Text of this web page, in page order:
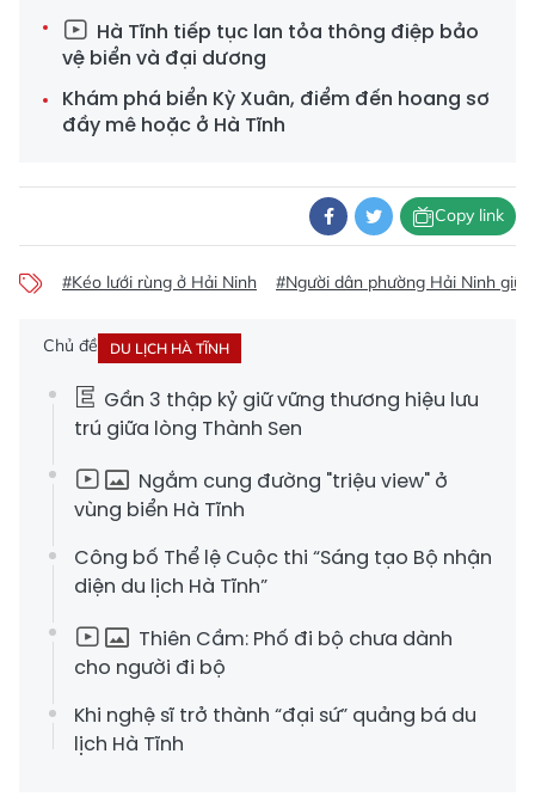
Hà Tĩnh tiếp tục lan tỏa thông điệp bảo
vệ biển và đại dương
Khám phá biển Kỳ Xuân, điểm đến hoang sơ
đầy mê hoặc ở Hà Tĩnh
Copy link
#Kéo lưới rùng ở Hải Ninh #Người dân phường Hải Ninh giữ
Chủ đề DU LỊCH HÀ TĨNH
Gần 3 thập kỷ giữ vững thương hiệu lưu
trú giữa lòng Thành Sen
Ngắm cung đường "triệu view" ở
vùng biển Hà Tĩnh
Công bố Thể lệ Cuộc thi “Sáng tạo Bộ nhận
diện du lịch Hà Tĩnh”
Thiên Cầm: Phố đi bộ chưa dành
cho người đi bộ
Khi nghệ sĩ trở thành “đại sứ” quảng bá du
lịch Hà Tĩnh